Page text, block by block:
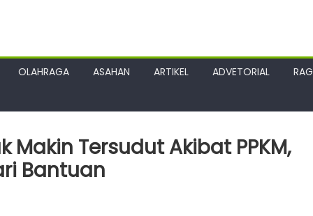
OLAHRAGA ASAHAN ARTIKEL ADVETORIAL
Tersudut Akibat PPKM,
Bantuan